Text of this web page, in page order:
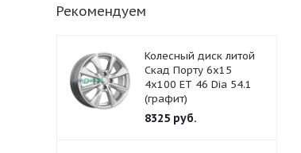
Рекомендуем
Колесный диск литой
Скад Порту 6x15
4x100 ET 46 Dia 54.1
(графит)
8325руб.